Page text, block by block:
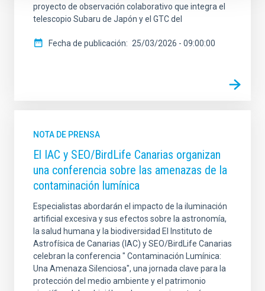
proyecto de observación colaborativo que integra el
telescopio Subaru de Japón y el GTC del
Fecha de publicación 25/03/2026 - 09:00:00
NOTA DE PRENSA
El IAC y SEO/BirdLife Canarias organizan
una conferencia sobre las amenazas de la
contaminación lumínica
Especialistas abordarán el impacto de la iluminación
artificial excesiva y sus efectos sobre la astronomía,
la salud humana y la biodiversidad El Instituto de
Astrofísica de Canarias (IAC) y SEO/BirdLife Canarias
celebran la conferencia " Contaminación Lumínica:
Una Amenaza Silenciosa", una jornada clave para la
protección del medio ambiente y el patrimonio